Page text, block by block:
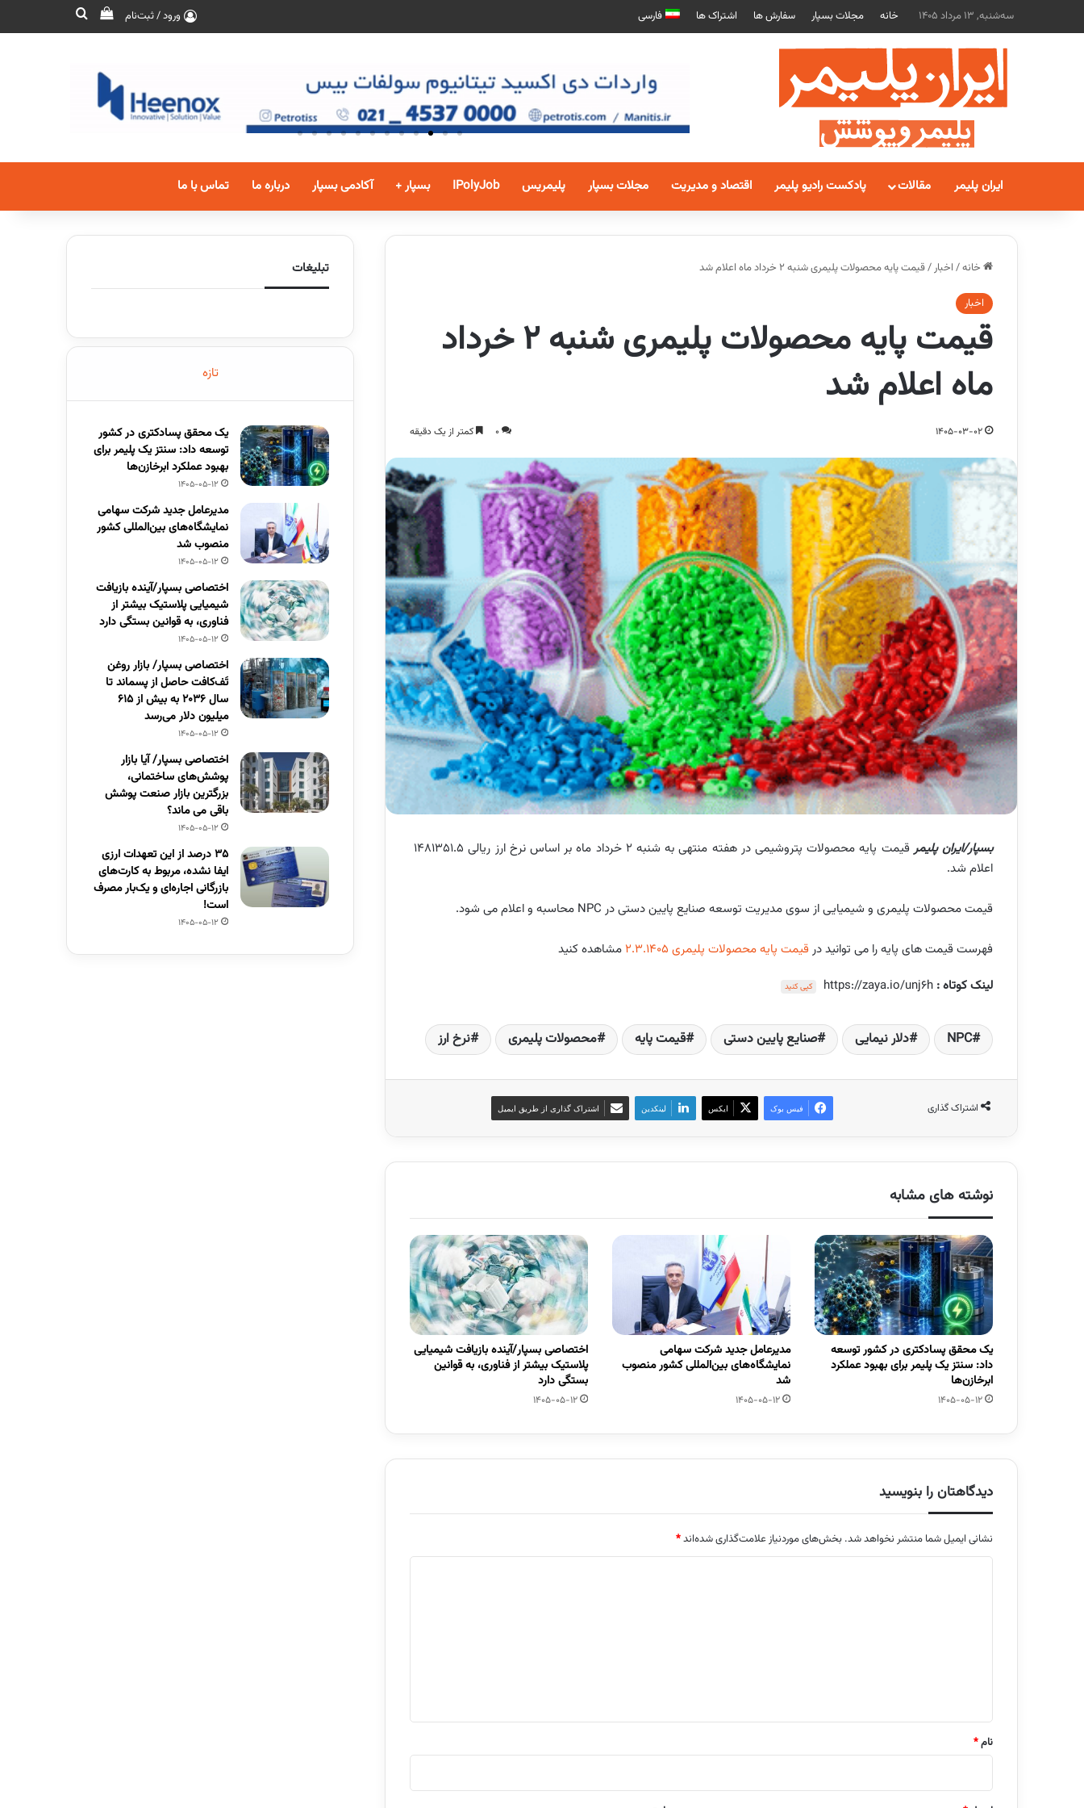
سه‌شنبه, 13 مرداد 1405 خانه مجلات بسپار سفارش ها اشتراک ها فارسی ورود / ثبت‌نام
ایران پلیمر مقالات پادکست رادیو پلیمر اقتصاد و مدیریت مجلات بسپار پلیمریس IPolyJob بسپار + آکادمی بسپار درباره ما تماس با ما
خانه/ اخبار/قیمت پایه محصولات پلیمری شنبه 2 خرداد ماه اعلام شد
اخبار
قیمت پایه محصولات پلیمری شنبه 2 خرداد
ماه اعلام شد
1405-03-02
0 کمتر از یک دقیقه
بسپار/ایران پلیمر
اعلام شد.
قیمت محصولات پلیمری و شیمیایی از سوی مدیریت توسعه صنایع پایین دستی در NPC محاسبه و اعلام می شود.
فهرست قیمت های پایه را می توانید در قیمت پایه محصولات پلیمری 2.3.1405
مشاهده کنید
لینک کوتاه : https://zaya.io/unj6h کپی کنید
NPC دلار نیمایی صنایع پایین دستی قیمت پایه محصولات پلیمری نرخ ارز
اشتراک گذاری فیس بوک ایکس لینکدین اشتراک گذاری از طریق ایمیل
نوشته های مشابه
یک محقق پسادکتری در کشور توسعه
داد: سنتز یک پلیمر برای بهبود عملکرد
ابرخازن‌ها
1405-05-12
مدیرعامل جدید شرکت سهامی
نمایشگاه‌های بین‌المللی کشور منصوب
شد
1405-05-12
اختصاصی بسپار/آینده بازیافت شیمیایی
پلاستیک بیشتر از فناوری، به قوانین
بستگی دارد
1405-05-12
دیدگاهتان را بنویسید
نشانی ایمیل شما منتشر نخواهد شد. بخش‌های موردنیاز علامت‌گذاری شده‌اند*
نام*
تبلیغات
تازه
یک محقق پسادکتری در کشور
توسعه داد: سنتز یک پلیمر برای
بهبود عملکرد ابرخازن‌ها
1405-05-12
مدیرعامل جدید شرکت سهامی
نمایشگاه‌های بین‌المللی کشور
منصوب شد
1405-05-12
اختصاصی بسپار/آینده بازیافت
شیمیایی پلاستیک بیشتر از
فناوری، به قوانین بستگی دارد
1405-05-12
اختصاصی بسپار/ بازار روغن
تَف‌کافت حاصل از پسماند تا
سال ۲۰۳۶ به بیش از ۶۱۵
میلیون دلار می‌رسد
1405-05-12
اختصاصی بسپار/ آیا بازار
پوشش‌های ساختمانی،
بزرگترین بازار صنعت پوشش
باقی می ماند؟
1405-05-12
۳۵ درصد از این تعهدات ارزی
ایفا نشده، مربوط به کارت‌های
بازرگانی اجاره‌ای و یک‌بار مصرف
است!
1405-05-12